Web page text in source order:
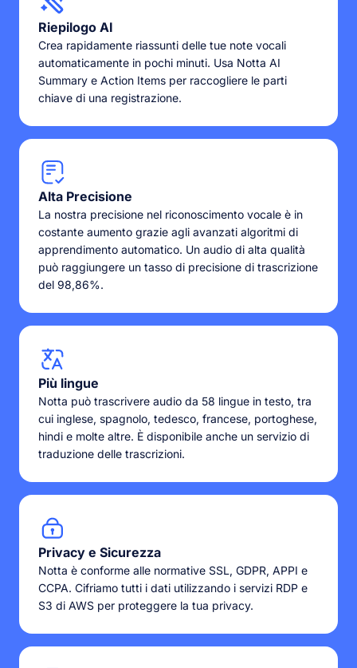
Riepilogo AI
Crea rapidamente riassunti delle tue note vocali
automaticamente in pochi minuti. Usa Notta AI
Summary e Action Items per raccogliere le parti
chiave di una registrazione.
Alta Precisione
La nostra precisione nel riconoscimento vocale è in
costante aumento grazie agli avanzati algoritmi di
apprendimento automatico. Un audio di alta qualità
può raggiungere un tasso di precisione di trascrizione
del 98,86%.
Più lingue
Notta può trascrivere audio da 58 lingue in testo, tra
cui inglese, spagnolo, tedesco, francese, portoghese,
hindi e molte altre. È disponibile anche un servizio di
traduzione delle trascrizioni.
Privacy e Sicurezza
Notta è conforme alle normative SSL, GDPR, APPI e
CCPA. Cifriamo tutti i dati utilizzando i servizi RDP e
S3 di AWS per proteggere la tua privacy.